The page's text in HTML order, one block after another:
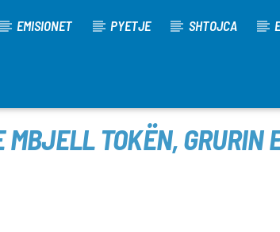
EMISIONET PYETJE SHTOJCA
MBJELL TOKËN,